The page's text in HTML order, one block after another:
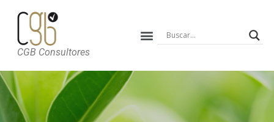
CGB Consultores